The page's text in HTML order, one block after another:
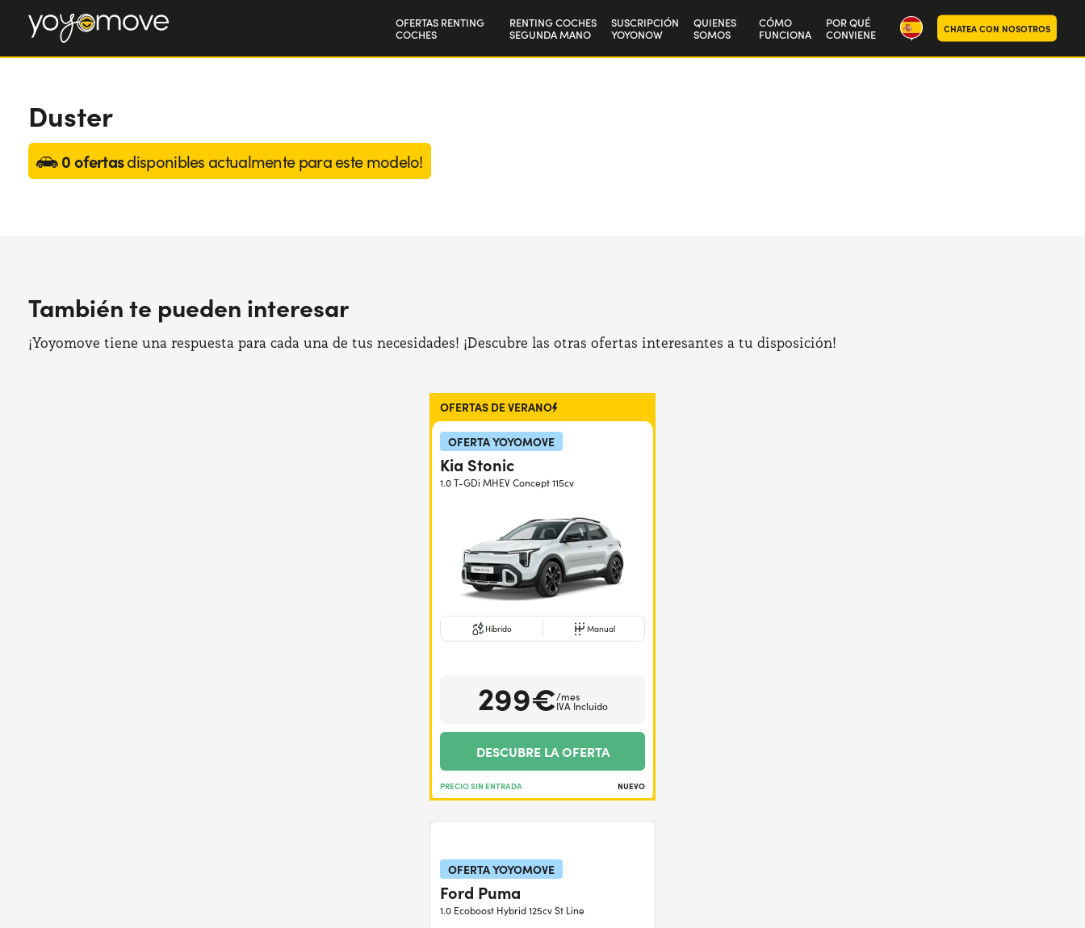
OFERTAS RENTING
COCHES
RENTING COCHES
SEGUNDA MANO
SUSCRIPCIÓN
YOYONOW
QUIENES
SOMOS
CÓMO
FUNCIONA
POR QUÉ
CONVIENE CHATEA CON NOSOTROS
Duster
0 ofertasdisponibles actualmente para este modelo!
También te pueden interesar
¡Yoyomove tiene una respuesta para cada una de tus necesidades! ¡Descubre las otras ofertas interesantes a tu disposición!
OFERTAS DE VERANO
OFERTA YOYOMOVE
Kia Stonic
1.0 T-GDi MHEV Concept 115cv
Híbrido Manual
299€/mes
IVA Incluido
DESCUBRE LA OFERTA
PRECIO SIN ENTRADA NUEVO
OFERTA YOYOMOVE
Ford Puma
1.0 Ecoboost Hybrid 125cv St Line